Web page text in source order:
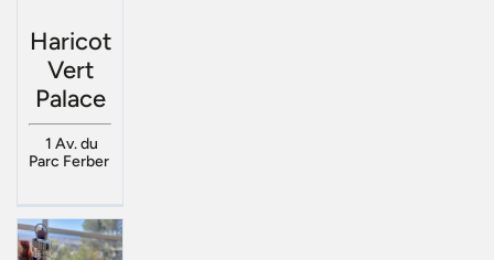
Haricot
Vert
Palace
1 Av. du
Parc Ferber